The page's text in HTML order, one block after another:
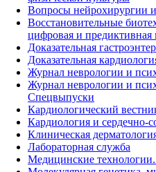
Вопросы нейрохирургии
Восстановительные
цифровая и предиктивная
Доказательная
Доказательная
Журнал неврологии и
Журнал неврологии и
Спецвыпуски
Кардиологический
Кардиология и сердечно-
Клиническая
Лабораторная служба
Медицинские